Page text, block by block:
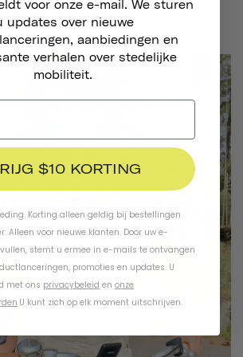
voor onze e-mail. We sturen
updates over nieuwe
aanbiedingen en
verhalen over stedelijke
mobiliteit.
$10 KORTING
Korting alleen geldig bij bestellingen
Alleen voor nieuwe klanten. Door uw e-
stemt u ermee in e-mails te ontvangen
promoties en updates. U
met ons privacybeleid en onze
.U kunt zich op elk moment uitschrijven.